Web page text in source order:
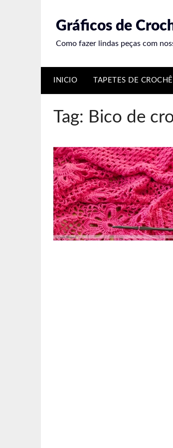
Gráficos de
Como fazer lindas peças com
INICIO TAPETES DE CROCHÊ
Tag: Bico de